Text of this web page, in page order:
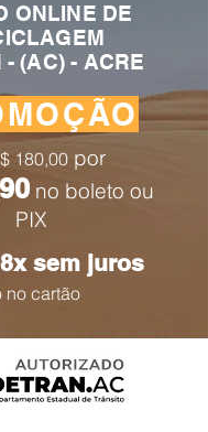
ONLINE DE
- (AC) - ACRE
$ 180,00 por
no boleto ou
PIX
8x sem juros
no cartão